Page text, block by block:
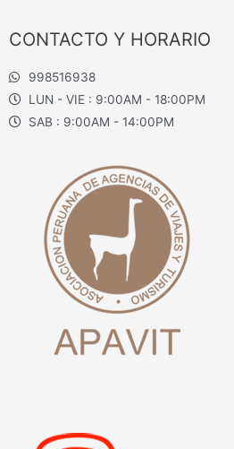
CONTACTO Y HORARIO
998516938
LUN - VIE : 9:00AM - 18:00PM
SAB : 9:00AM - 14:00PM